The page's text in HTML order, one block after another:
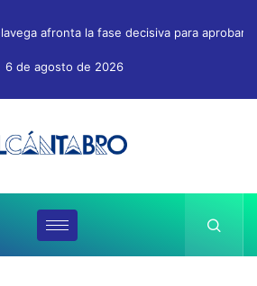
afronta la fase decisiva para aprobar
6 de agosto de 2026